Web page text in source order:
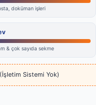
doküman işleri
& çok sayıda sekme
Sistemi Yok)